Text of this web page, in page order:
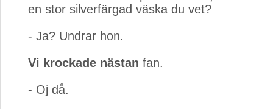
en stor silverfärgad väska du vet?
- Ja? Undrar hon.
Vi krockade nästan fan.
- Oj då.